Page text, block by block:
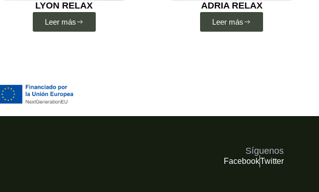
LYON RELAX
Leer más
ADRIA RELAX
Leer más
Síguenos
FacebookTwitter